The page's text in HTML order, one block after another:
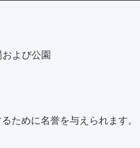
よび公園
ために名誉を与えられます。